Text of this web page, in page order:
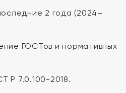
2 года (2024–
ГОСТов и нормативных
Р 7.0.100-2018.